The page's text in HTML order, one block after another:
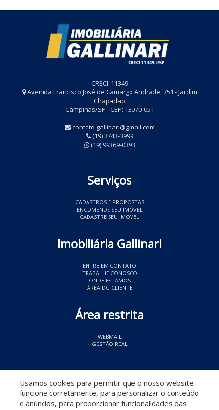
CRECI: 11349
Avenida Francisco José de Camargo Andrade, 751 - Jardim
Chapadão
Campinas/SP - CEP: 13070-051
contato.gallinari@gmail.com
(19) 3743-3999
(19) 99369-0393
Serviços
CADASTROS E PROPOSTAS
ENCOMENDE SEU IMÓVEL
CADASTRE SEU IMÓVEL
Imobiliária Gallinari
ENTRE EM CONTATO
TRABALHE CONOSCO
ONDE ESTAMOS
ÁREA DO CLIENTE
Área restrita
WEBMAIL
GESTÃO REAL
Usamos cookies para permitir que o nosso website
funcione corretamente, para personalizar o conteúdo
e anúncios, para proporcionar funcionalidades das